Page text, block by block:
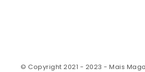
© Copyright 2021 - 2023 - Mais